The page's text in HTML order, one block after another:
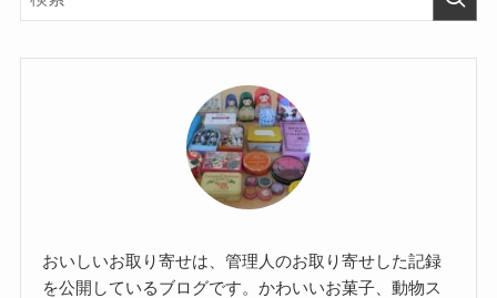
おいしいお取り寄せは、管理人のお取り寄せした記録
を公開しているブログです。かわいいお菓子、動物ス